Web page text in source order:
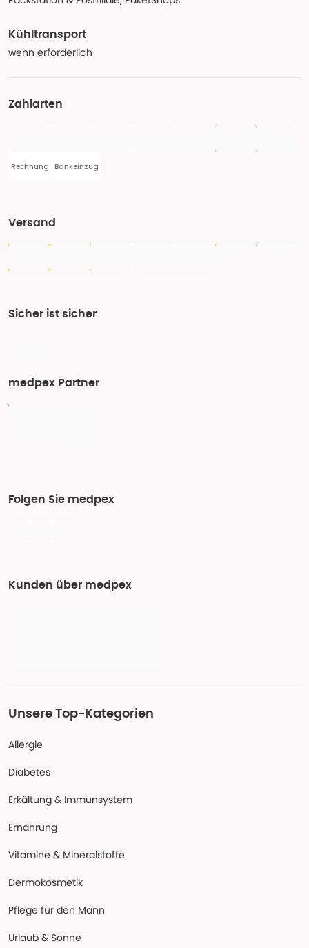
Kühltransport
wenn erforderlich
Zahlarten
Rechnung Bankeinzug
Versand
Sicher ist sicher
medpex Partner
Folgen Sie medpex
Kunden über medpex
Unsere Top-Kategorien
Allergie
Diabetes
Erkältung & Immunsystem
Ernährung
Vitamine & Mineralstoffe
Dermokosmetik
Pflege für den Mann
Urlaub & Sonne